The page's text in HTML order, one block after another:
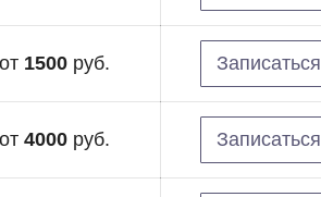
от 1500 руб. Записаться
от 4000 руб. Записаться